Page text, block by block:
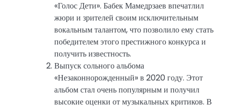
«Голос Дети». Бабек Мамедрзаев впечатлил
жюри и зрителей своим исключительным
вокальным талантом, что позволило ему стать
победителем этого престижного конкурса и
получить известность.
Выпуск сольного альбома
«Незаконнорожденный» в 2020 году. Этот
альбом стал очень популярным и получил
высокие оценки от музыкальных критиков. В